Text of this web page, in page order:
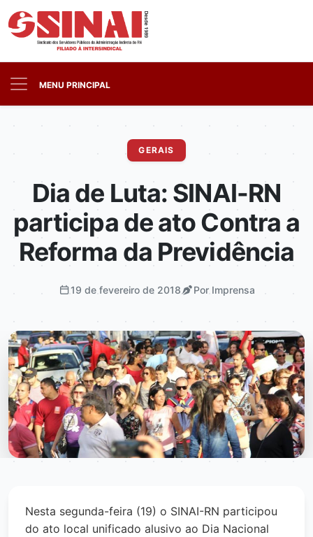
MENU PRINCIPAL
GERAIS
Dia de Luta: SINAI-RN
participa de ato Contra a
Reforma da Previdência
19 de fevereiro de 2018 Por Imprensa
Nesta segunda-feira (19) o SINAI-RN participou
do ato local unificado alusivo ao Dia Nacional